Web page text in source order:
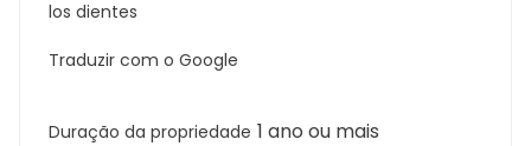
los dientes
Traduzir com o Google
Duração da propriedade 1 ano ou mais